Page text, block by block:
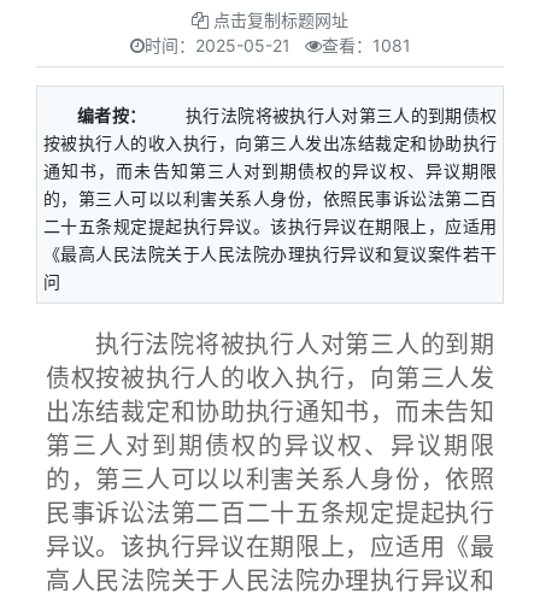
点击复制标题网址
时间： 2025-05-21 查看：1081
编者按：
执行法院将被执行人对第三人的到期债权
按被执行人的收入执行，向第三人发出冻结裁定和协助执行
通知书，而未告知第三人对到期债权的异议权、异议期限
的，第三人可以以利害关系人身份，依照民事诉讼法第二百
二十五条规定提起执行异议。该执行异议在期限上，应适用
《最高人民法院关于人民法院办理执行异议和复议案件若干
问
执行法院将被执行人对第三人的到期
债权按被执行人的收入执行，向第三人发
出冻结裁定和协助执行通知书，而未告知
第三人对到期债权的异议权、异议期限
的，第三人可以以利害关系人身份，依照
民事诉讼法第二百二十五条规定提起执行
异议。该执行异议在期限上，应适用《最
高人民法院关于人民法院办理执行异议和